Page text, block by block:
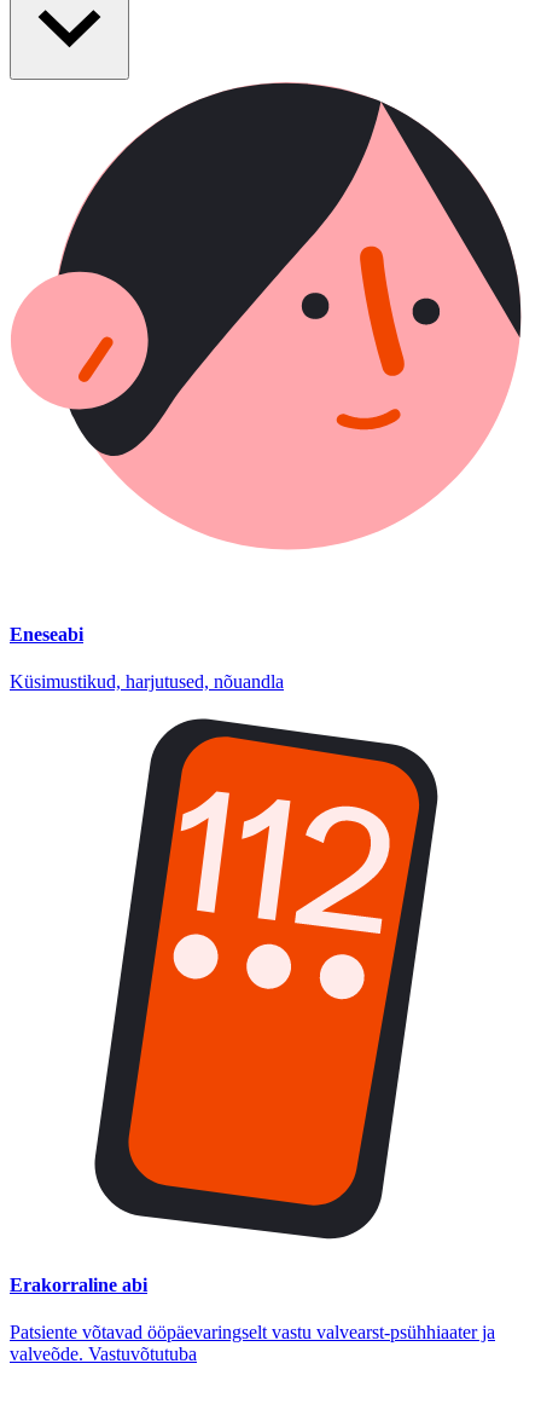
Eneseabi
Küsimustikud, harjutused, nõuandla
Erakorraline abi
Patsiente võtavad ööpäevaringselt vastu valvearst-psühhiaater ja
valveõde. Vastuvõtutuba